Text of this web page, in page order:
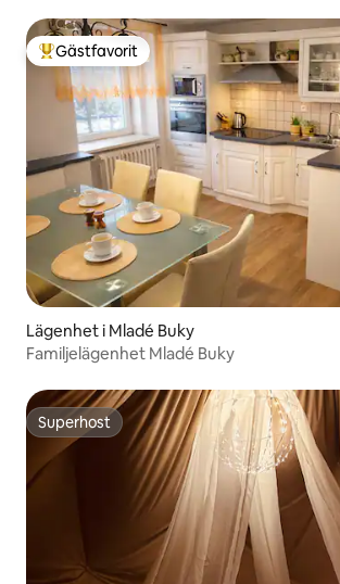
Populär gästfavorit
Gästfavorit
Lägenhet i Mladé Buky
Familjelägenhet Mladé Buky
Superhost
Superhost